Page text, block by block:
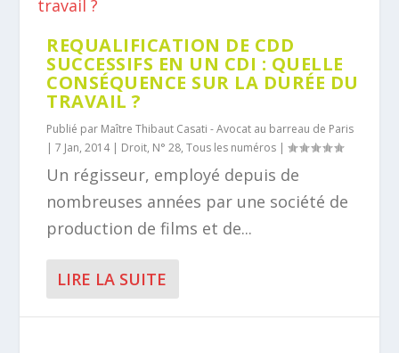
REQUALIFICATION DE CDD
SUCCESSIFS EN UN CDI : QUELLE
CONSÉQUENCE SUR LA DURÉE DU
TRAVAIL ?
Publié par Maître Thibaut Casati - Avocat au barreau de Paris
|7 Jan, 2014| Droit, N° 28,Tous les numéros |
Un régisseur, employé depuis de
nombreuses années par une société de
production de films et de...
LIRE LA SUITE